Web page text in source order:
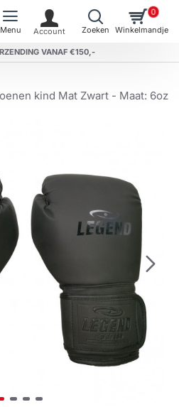
VANAF €150,-
0
kind Mat Zwart - Maat: 6oz